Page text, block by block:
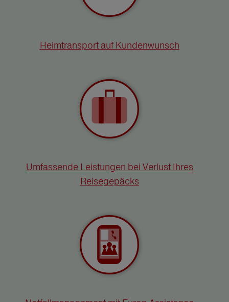
Heimtransport auf Kundenwunsch
Umfassende Leistungen bei Verlust Ihres
Reisegepäcks